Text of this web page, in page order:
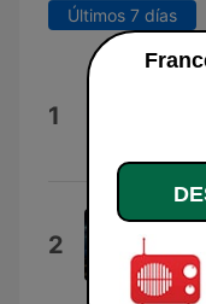
Últimos 7 días
1
102
2
You